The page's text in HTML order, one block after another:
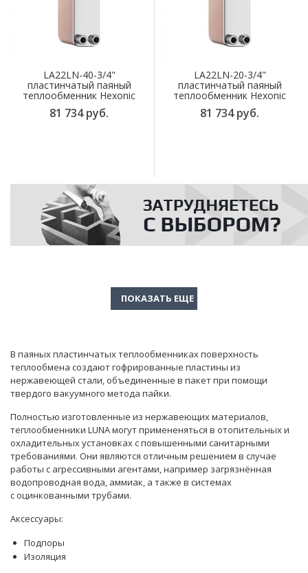
LA22LN-40-3/4"
пластинчатый паяный
теплообменник Hexonic
81 734 руб.
LA22LN-20-3/4"
пластинчатый паяный
теплообменник Hexonic
81 734 руб.
В паяных пластинчатых теплообменниках поверхность
теплообмена создают гофрированные пластины из
нержавеющей стали, объединенные в пакет при помощи
твердого вакуумного метода пайки.
Полностью изготовленные из нержавеющих материалов,
теплообменники LUNA могут примененяться в отопительных и
охладительных установках с повышенными санитарными
требованиями. Они являются отличным решением в случае
работы с агрессивными агентами, например загрязнённая
водопроводная вода, аммиак, а также в системах
с оцинкованными трубами.
Аксессуары:
Подпоры
Изоляция